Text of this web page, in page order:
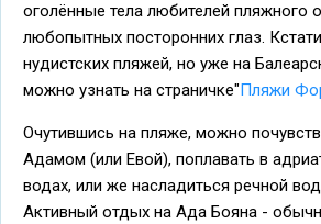
оголённые тела любителей пляжного
любопытных посторонних глаз.
нудистских пляжей, но уже на
можно узнать на страничке"Пляжи
Очутившись на пляже, можно
Адамом (или Евой), поплавать в
водах, или же насладиться речной
Активный отдых на Ада Бояна -